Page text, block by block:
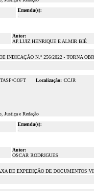
Emenda(s):
-
Autor:
AP.LUIZ HENRIQUE E ALMIR BIÉ
INDICAÇÃO N.° 256/2022 - TORNA
COFT Localização: CCJR
Justiça e Redação
Emenda(s):
-
Autor:
OSCAR RODRIGUES
DE EXPEDIÇÃO DE DOCUMENTOS